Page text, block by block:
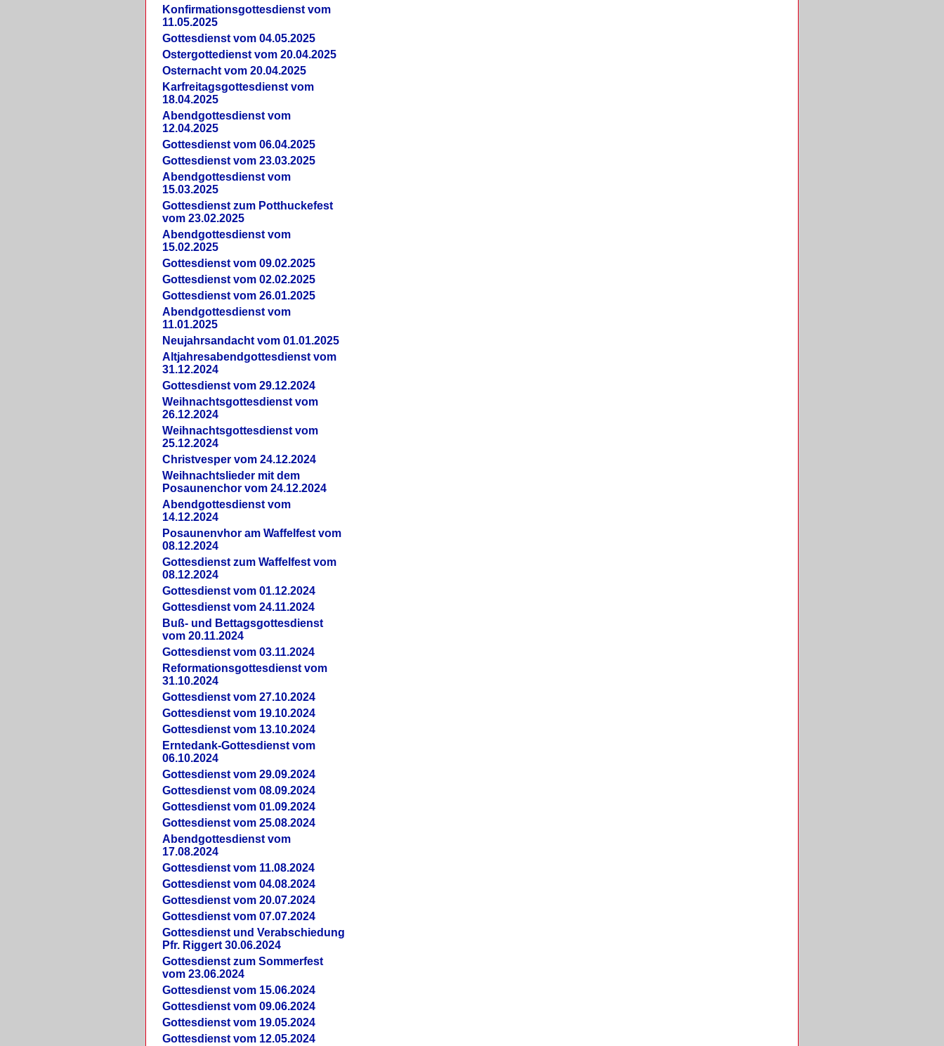
Konfirmationsgottesdienst vom
11.05.2025
Gottesdienst vom 04.05.2025
Ostergottedienst vom 20.04.2025
Osternacht vom 20.04.2025
Karfreitagsgottesdienst vom
18.04.2025
Abendgottesdienst vom
12.04.2025
Gottesdienst vom 06.04.2025
Gottesdienst vom 23.03.2025
Abendgottesdienst vom
15.03.2025
Gottesdienst zum Potthuckefest
vom 23.02.2025
Abendgottesdienst vom
15.02.2025
Gottesdienst vom 09.02.2025
Gottesdienst vom 02.02.2025
Gottesdienst vom 26.01.2025
Abendgottesdienst vom
11.01.2025
Neujahrsandacht vom 01.01.2025
Altjahresabendgottesdienst vom
31.12.2024
Gottesdienst vom 29.12.2024
Weihnachtsgottesdienst vom
26.12.2024
Weihnachtsgottesdienst vom
25.12.2024
Christvesper vom 24.12.2024
Weihnachtslieder mit dem
Posaunenchor vom 24.12.2024
Abendgottesdienst vom
14.12.2024
Posaunenvhor am Waffelfest vom
08.12.2024
Gottesdienst zum Waffelfest vom
08.12.2024
Gottesdienst vom 01.12.2024
Gottesdienst vom 24.11.2024
Buß- und Bettagsgottesdienst
vom 20.11.2024
Gottesdienst vom 03.11.2024
Reformationsgottesdienst vom
31.10.2024
Gottesdienst vom 27.10.2024
Gottesdienst vom 19.10.2024
Gottesdienst vom 13.10.2024
Erntedank-Gottesdienst vom
06.10.2024
Gottesdienst vom 29.09.2024
Gottesdienst vom 08.09.2024
Gottesdienst vom 01.09.2024
Gottesdienst vom 25.08.2024
Abendgottesdienst vom
17.08.2024
Gottesdienst vom 11.08.2024
Gottesdienst vom 04.08.2024
Gottesdienst vom 20.07.2024
Gottesdienst vom 07.07.2024
Gottesdienst und Verabschiedung
Pfr. Riggert 30.06.2024
Gottesdienst zum Sommerfest
vom 23.06.2024
Gottesdienst vom 15.06.2024
Gottesdienst vom 09.06.2024
Gottesdienst vom 19.05.2024
Gottesdienst vom 12.05.2024